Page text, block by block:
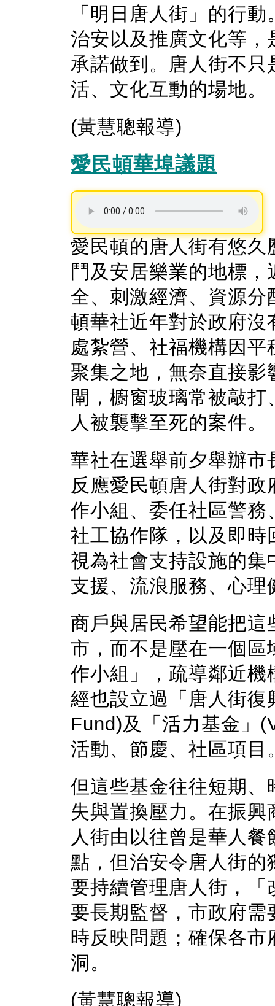
「明日唐人街」的行
治安以及推廣文化等
承諾做到。唐人街不
活、文化互動的場地。
(黃慧聰報導)
愛民頓華埠議題
愛民頓的唐人街有悠
鬥及安居樂業的地標
全、刺激經濟、資源
頓華社近年對於政府
處紮營、社福機構因
聚集之地，無奈直接
閘，櫥窗玻璃常被敲
人被襲擊至死的案件。
華社在選舉前夕舉辦
反應愛民頓唐人街對
作小組、委任社區警
社工協作隊，以及即
視為社會支持設施的
支援、流浪服務、心理
商戶與居民希望能把
市，而不是壓在一個
作小組」，疏導鄰近
經也設立過「唐人街
Fund)及「活力基金」
活動、節慶、社區項目
但這些基金往往短期
失與置換壓力。在振
人街由以往曾是華人
點，但治安令唐人街
要持續管理唐人街，
要長期監督，市政府
時反映問題；確保各
洞。
(黃慧聰報導)